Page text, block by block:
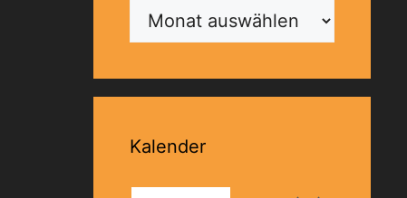
Archiv
Kalender